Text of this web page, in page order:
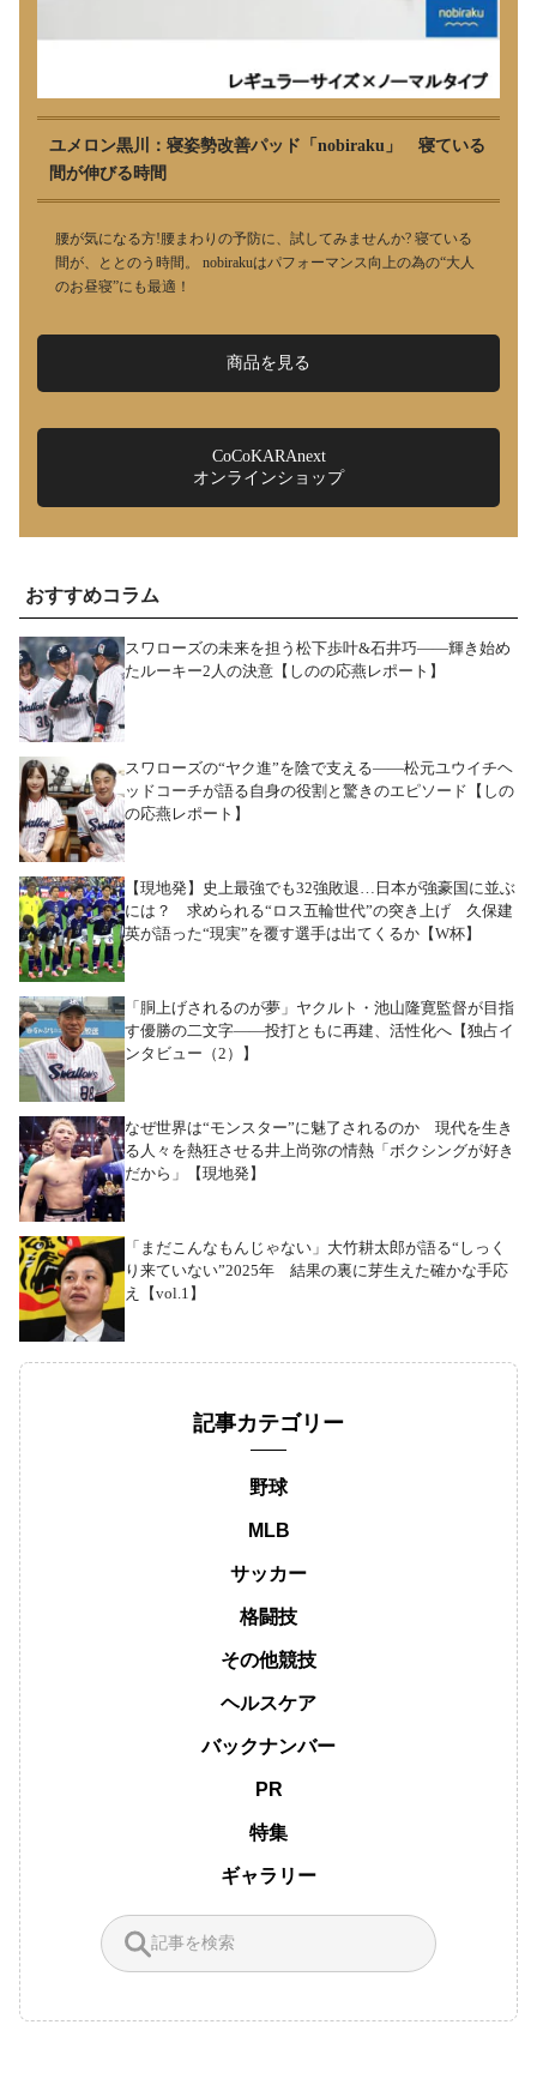
ユメロン黒川：寝姿勢改善パッド「nobiraku」 寝ている
間が伸びる時間
腰が気になる方!腰まわりの予防に、試してみませんか? 寝ている
間が、ととのう時間。 nobirakuはパフォーマンス向上の為の“大人
のお昼寝”にも最適！
商品を見る
CoCoKARAnext
オンラインショップ
おすすめコラム
スワローズの未来を担う松下歩叶&石井巧――輝き始め
たルーキー2人の決意【しのの応燕レポート】
スワローズの“ヤク進”を陰で支える――松元ユウイチヘ
ッドコーチが語る自身の役割と驚きのエピソード【しの
の応燕レポート】
【現地発】史上最強でも32強敗退…日本が強豪国に並ぶ
には？ 求められる“ロス五輪世代”の突き上げ 久保建
英が語った“現実”を覆す選手は出てくるか【W杯】
「胴上げされるのが夢」ヤクルト・池山隆寛監督が目指
す優勝の二文字――投打ともに再建、活性化へ【独占イ
ンタビュー（2）】
なぜ世界は“モンスター”に魅了されるのか 現代を生き
る人々を熱狂させる井上尚弥の情熱「ボクシングが好き
だから」【現地発】
「まだこんなもんじゃない」大竹耕太郎が語る“しっく
り来ていない”2025年 結果の裏に芽生えた確かな手応
え【vol.1】
記事カテゴリー
野球
MLB
サッカー
格闘技
その他競技
ヘルスケア
バックナンバー
PR
特集
ギャラリー